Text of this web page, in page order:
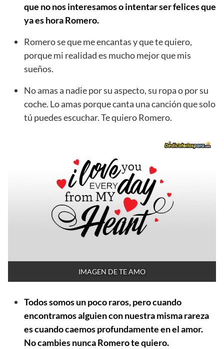
que no nos interesamos o intentar ser felices que
ya es hora Romero.
Romero se que me encantas y que te quiero,
porque mi realidad es mucho mejor que mis
sueños.
No amas a nadie por su aspecto, su ropa o por su
coche. Lo amas porque canta una canción que solo
tú puedes escuchar. Te quiero Romero.
IMAGEN DE TE AMO
Todos somos un poco raros, pero cuando
encontramos alguien con nuestra misma rareza
es cuando caemos profundamente en el amor.
No cambies nunca Romero te quiero.